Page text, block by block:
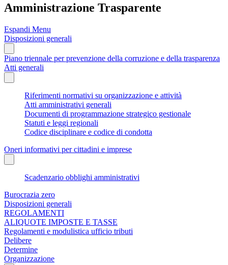
Amministrazione Trasparente
Espandi Menu
Disposizioni generali
Piano triennale per prevenzione della corruzione e della trasparenza
Atti generali
Riferimenti normativi su organizzazione e attività
Atti amministrativi generali
Documenti di programmazione strategico gestionale
Statuti e leggi regionali
Codice disciplinare e codice di condotta
Oneri informativi per cittadini e imprese
Scadenzario obblighi amministrativi
Burocrazia zero
Disposizioni generali
REGOLAMENTI
ALIQUOTE IMPOSTE E TASSE
Regolamenti e modulistica ufficio tributi
Delibere
Determine
Organizzazione